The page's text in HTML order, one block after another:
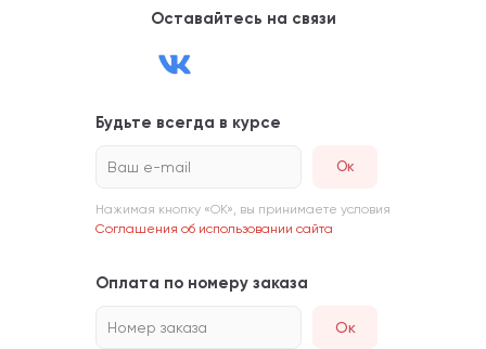
Оставайтесь на связи
Будьте всегда в курсе
Ваш e-mail
Нажимая кнопку «ОК», вы принимаете условия
Соглашения об использовании сайта
Оплата по номеру заказа
Номер заказа Ок